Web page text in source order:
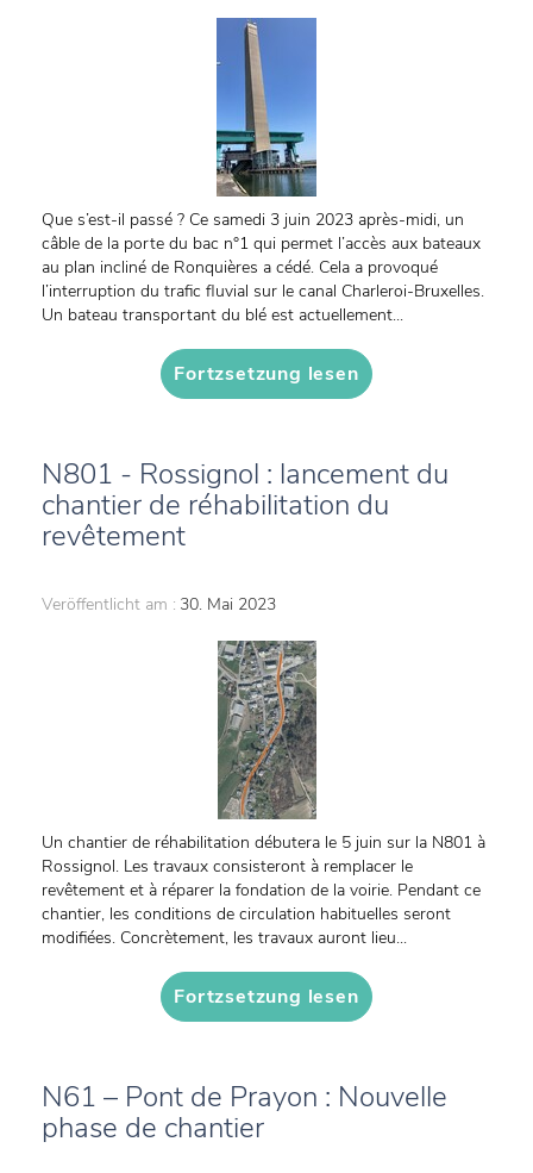
Que s’est-il passé ? Ce samedi 3 juin 2023 après-midi, un
câble de la porte du bac n°1 qui permet l’accès aux bateaux
au plan incliné de Ronquières a cédé. Cela a provoqué
l’interruption du trafic fluvial sur le canal Charleroi-Bruxelles.
Un bateau transportant du blé est actuellement...
Fortzsetzung lesen
N801 - Rossignol : lancement du
chantier de réhabilitation du
revêtement
Veröffentlicht am : 30. Mai 2023
Un chantier de réhabilitation débutera le 5 juin sur la N801 à
Rossignol. Les travaux consisteront à remplacer le
revêtement et à réparer la fondation de la voirie. Pendant ce
chantier, les conditions de circulation habituelles seront
modifiées. Concrètement, les travaux auront lieu...
Fortzsetzung lesen
N61 – Pont de Prayon : Nouvelle
phase de chantier